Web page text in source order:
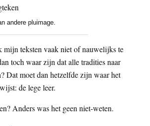
andere pluimage.
mijn teksten vaak niet of nauwelijks te
toch waar zijn dat alle tradities naar
Dat moet dan hetzelfde zijn waar het
de lege leer.
Anders was het geen niet-weten.